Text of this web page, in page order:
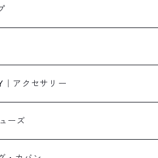
/キャミソール
ーカー
ー
ューブトップ
ス
ース
ース
｜アクセサリー
グ
ーズ